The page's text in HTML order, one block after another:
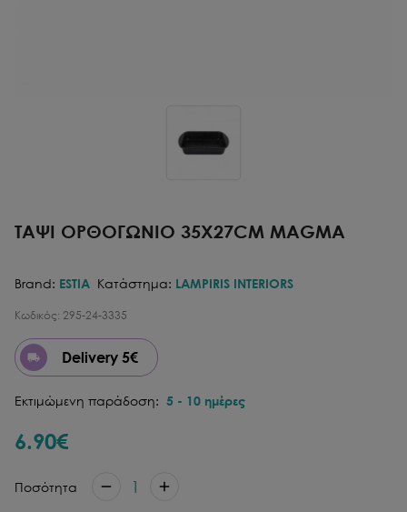
ΤΑΨΙ ΟΡΘΟΓΩΝΙΟ 35Χ27CM MAGMA
Brand: ESTIA Κατάστημα: LAMPIRIS INTERIORS
Κωδικός: 295-24-3335
Delivery 5€
Εκτιμώμενη παράδοση: 5 - 10 ημέρες
6.90€
Ποσότητα 1